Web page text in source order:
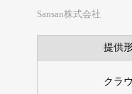
Sansan株式会社
提供
クラ